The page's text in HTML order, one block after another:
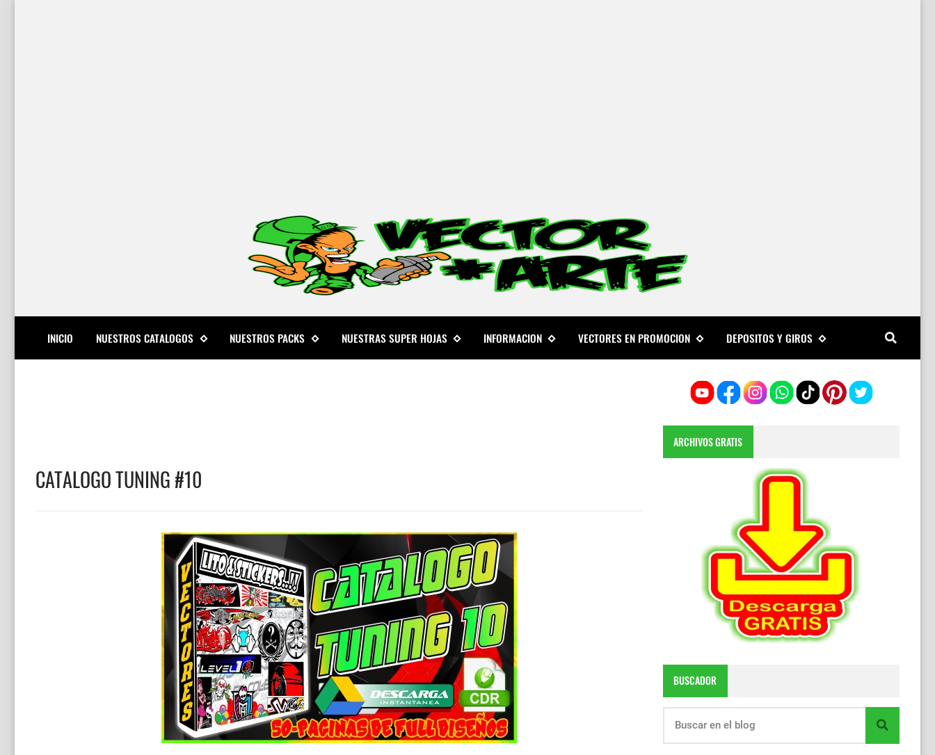
INICIO NUESTROS CATALOGOS NUESTROS PACKS NUESTRAS SUPER HOJAS INFORMACION VECTORES EN PROMOCION DEPOSITOS Y GIROS
CATALOGO TUNING #10
ARCHIVOS GRATIS
BUSCADOR